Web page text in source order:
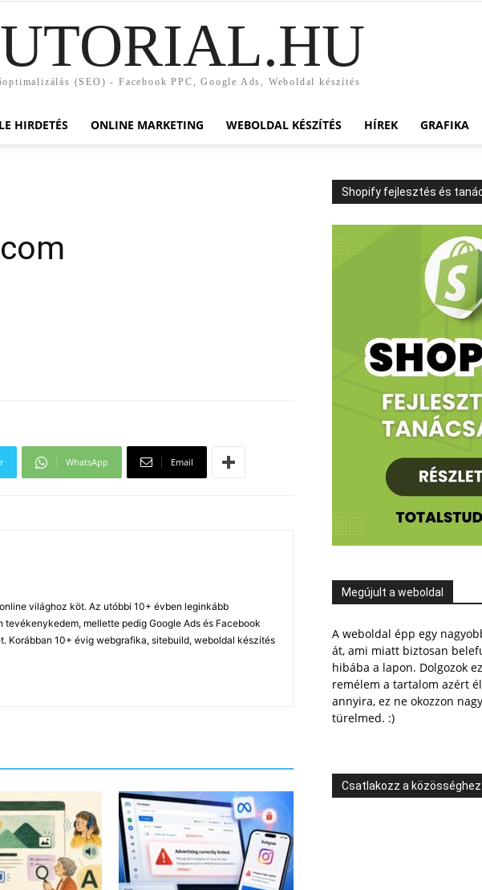
(SEO) - Facebook PPC, Google Ads, Weboldal készítés
HIRDETÉS ONLINE MARKETING WEBOLDAL KÉSZÍTÉS HÍREK GRAFIKA
WhatsApp Email
világhoz köt. Az utóbbi 10+ évben leginkább
tevékenykedem, mellette pedig Google Ads és Facebook
Korábban 10+ évig webgrafika, sitebuild, weboldal készítés
Shopify fejlesztés és
Megújult a weboldal
A weboldal épp egy
át, ami miatt biztosan
hibába a lapon. Dolgozok
remélem a tartalom azért
annyira, ez ne okozzon
türelmed. :)
Csatlakozz a közösséghez